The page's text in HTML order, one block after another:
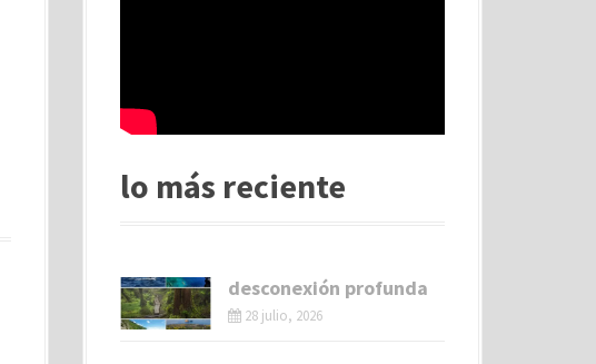
lo más reciente
desconexión profunda
28 julio, 2026